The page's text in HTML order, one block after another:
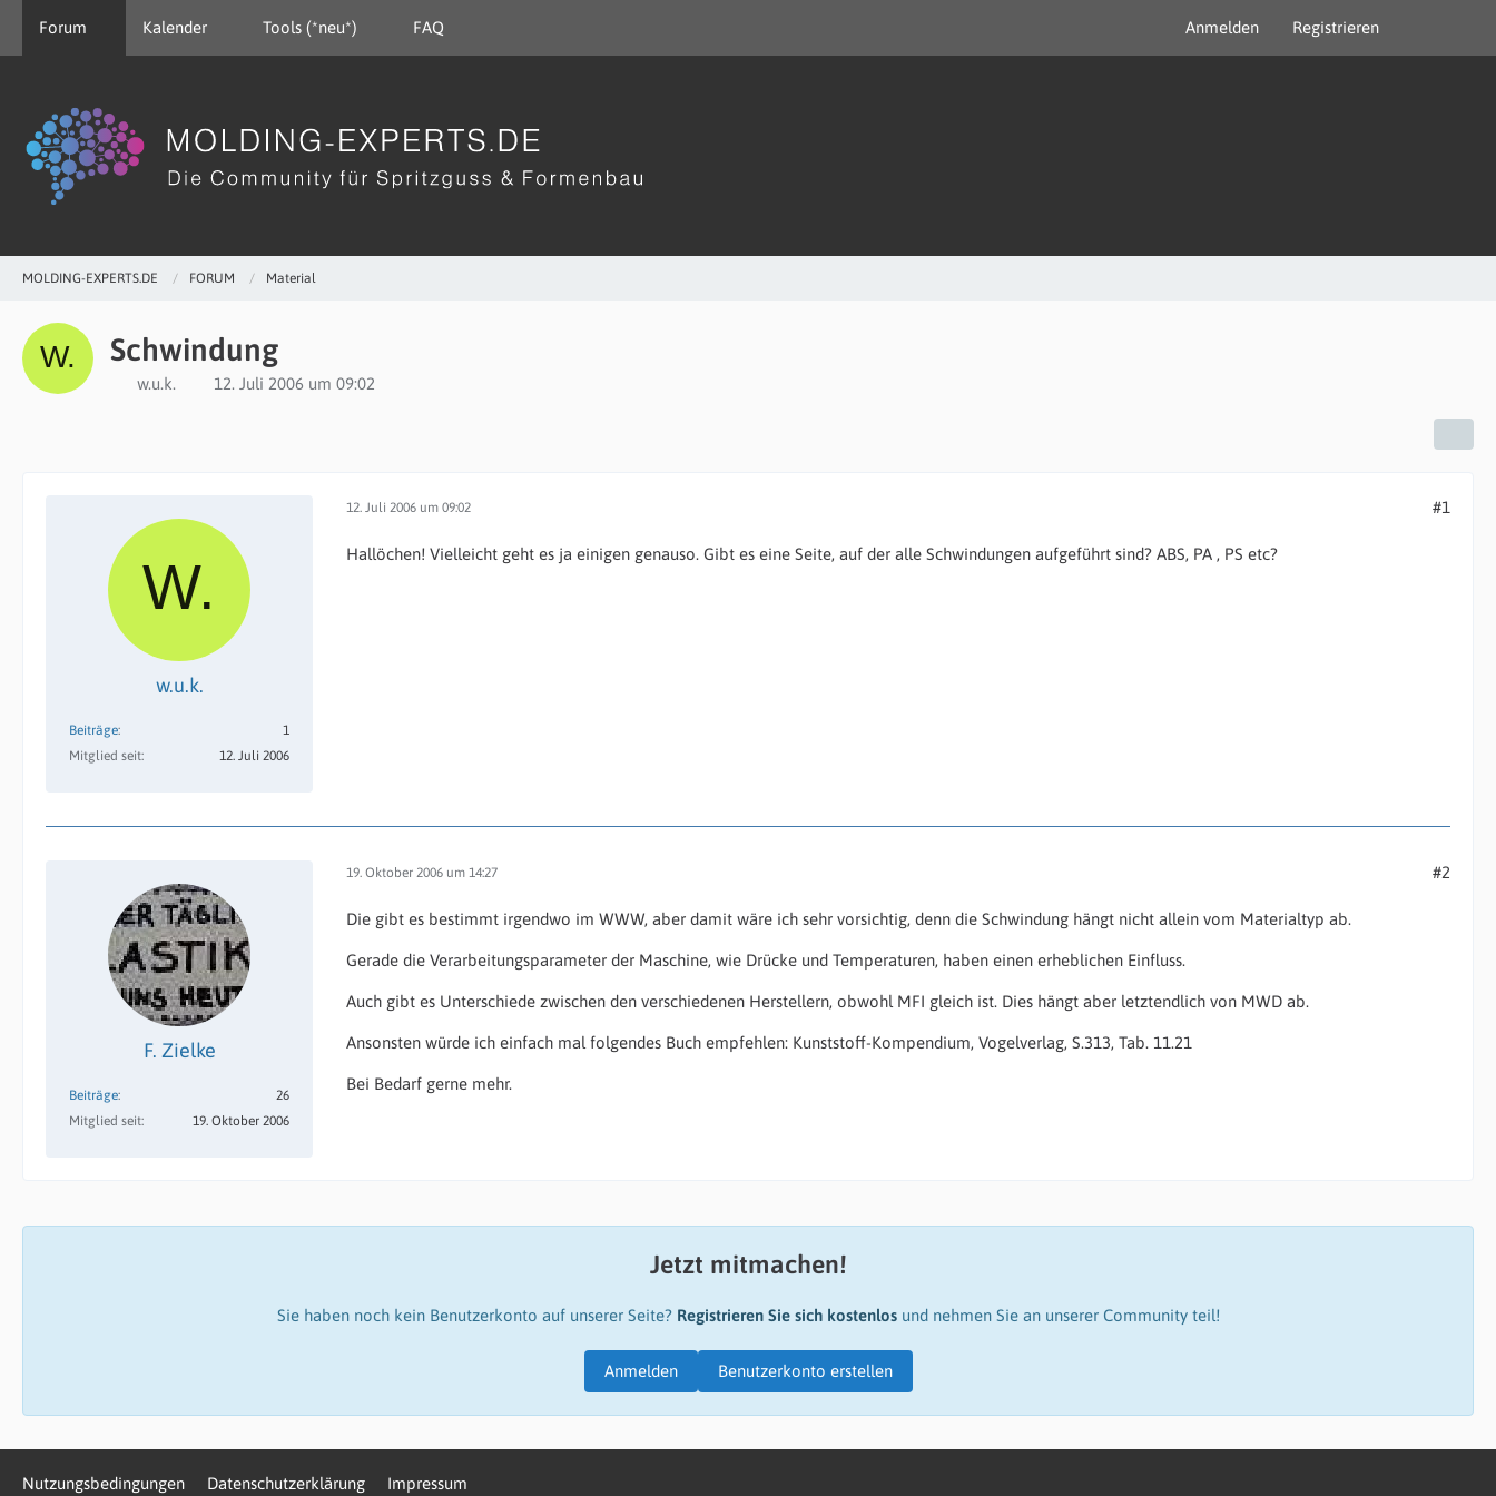
Forum Kalender Tools (*neu*) FAQ Anmelden Registrieren
MOLDING-EXPERTS.DE FORUM Material
Schwindung
w.u.k. 12. Juli 2006 um 09:02
w.u.k.
Beiträge
1
Mitglied seit
12. Juli 2006
12. Juli 2006 um 09:02 #1
Hallöchen! Vielleicht geht es ja einigen genauso. Gibt es eine Seite, auf der alle Schwindungen aufgeführt sind? ABS, PA , PS etc?
F. Zielke
Beiträge
26
Mitglied seit
19. Oktober 2006
19. Oktober 2006 um 14:27 #2
Die gibt es bestimmt irgendwo im WWW, aber damit wäre ich sehr vorsichtig, denn die Schwindung hängt nicht allein vom Materialtyp ab.
Gerade die Verarbeitungsparameter der Maschine, wie Drücke und Temperaturen, haben einen erheblichen Einfluss.
Auch gibt es Unterschiede zwischen den verschiedenen Herstellern, obwohl MFI gleich ist. Dies hängt aber letztendlich von MWD ab.
Ansonsten würde ich einfach mal folgendes Buch empfehlen: Kunststoff-Kompendium, Vogelverlag, S.313, Tab. 11.21
Bei Bedarf gerne mehr.
Jetzt mitmachen!
Sie haben noch kein Benutzerkonto auf unserer Seite? Registrieren Sie sich kostenlosund nehmen Sie an unserer Community teil!
Benutzerkonto erstellen
Anmelden
Nutzungsbedingungen Datenschutzerklärung Impressum